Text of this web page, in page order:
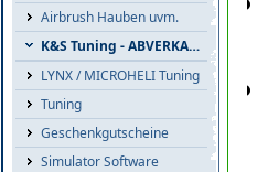
Airbrush Hauben uvm.
K&S Tuning - ABVERKAUF
LYNX / MICROHELI Tuning
Tuning
Geschenkgutscheine
Simulator Software